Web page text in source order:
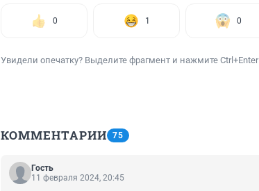
0 1 0
Увидели опечатку? Выделите фрагмент и нажмите Ctrl+Enter
КОММЕНТАРИИ 75
Гость
11 февраля 2024, 20:45